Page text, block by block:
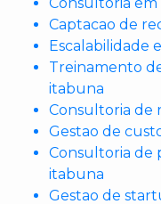
Consultoria
Captacao de
Escalabilidade
Treinamento
itabuna
Consultoria de
Gestao de
Consultoria de
itabuna
Gestao de